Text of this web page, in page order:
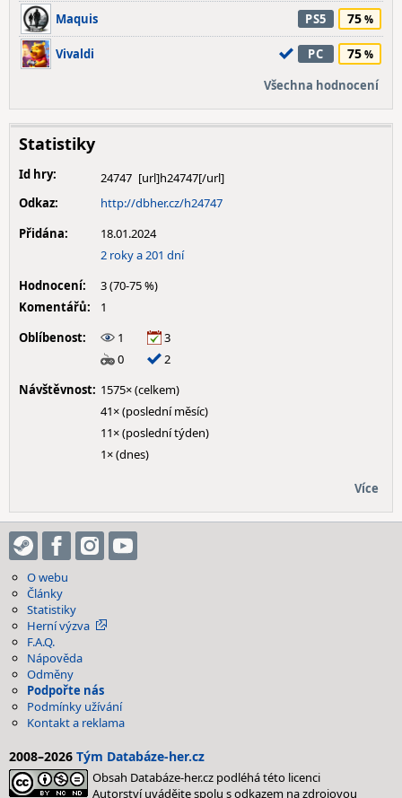
Maquis PS5 75
Vivaldi PC 75
Všechna hodnocení
Statistiky
Id hry:
24747
Odkaz:
http://dbher.cz/h24747
Přidána:
18.01.2024
2 roky a 201 dní
Hodnocení:
3 (70-75 %)
Komentářů:
1
Oblíbenost:
1
3
0
2
Návštěvnost: 1575× (celkem)
41× (poslední měsíc)
11× (poslední týden)
1× (dnes)
Více
O webu
Články
Statistiky
Herní výzva
F.A.Q.
Nápověda
Odměny
Podpořte nás
Podmínky užívání
Kontakt a reklama
2008–2026 Tým Databáze-her.cz
Obsah Databáze-her.cz podléhá této licenci
Autorství uvádějte spolu s odkazem na zdrojovou